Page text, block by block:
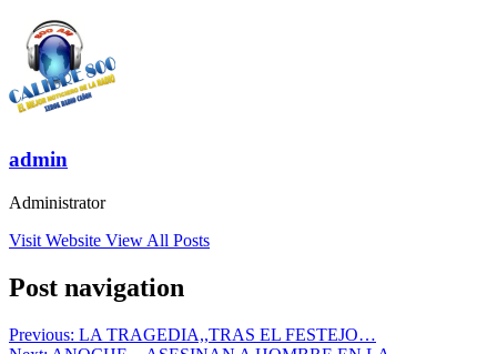
admin
Administrator
Visit Website View All Posts
Post navigation
Previous: LA TRAGEDIA,,TRAS EL FESTEJO…